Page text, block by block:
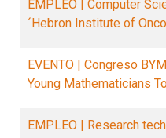
EMPLEO | Computer
´Hebron Institute of
EVENTO | Congreso
Young Mathematicians
EMPLEO | Research